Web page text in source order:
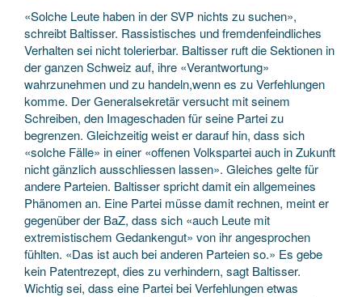
«Solche Leute haben in der SVP nichts zu suchen»,
schreibt Baltisser. Rassistisches und fremdenfeindliches
Verhalten sei nicht tolerierbar. Baltisser ruft die Sektionen in
der ganzen Schweiz auf, ihre «Verantwortung»
wahrzunehmen und zu handeln,wenn es zu Verfehlungen
komme. Der Generalsekretär versucht mit seinem
Schreiben, den Imageschaden für seine Partei zu
begrenzen. Gleichzeitig weist er darauf hin, dass sich
«solche Fälle» in einer «offenen Volkspartei auch in Zukunft
nicht gänzlich ausschliessen lassen». Gleiches gelte für
andere Parteien. Baltisser spricht damit ein allgemeines
Phänomen an. Eine Partei müsse damit rechnen, meint er
gegenüber der BaZ, dass sich «auch Leute mit
extremistischem Gedankengut» von ihr angesprochen
fühlten. «Das ist auch bei anderen Parteien so.» Es gebe
kein Patentrezept, dies zu verhindern, sagt Baltisser.
Wichtig sei, dass eine Partei bei Verfehlungen etwas